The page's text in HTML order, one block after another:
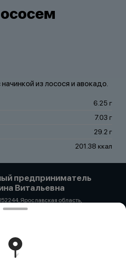
из лосося и авокадо.
6.25 г
7.03 г
29.2 г
201.38 ккал
предприниматель
Витальевна
Ярославская область,
с. Унимерь, ул. Цветочная 3а
pipyao20@mail.ru
ядре